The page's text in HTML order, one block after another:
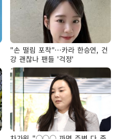
"손 떨림 포착"…카라 한승연, 건
강 괜찮나 팬들 '걱정'